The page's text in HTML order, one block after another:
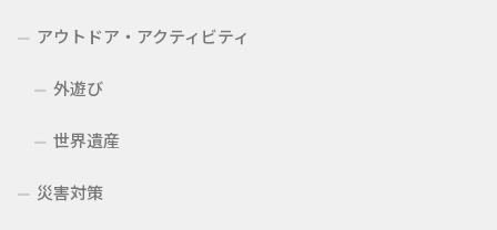
アウトドア・アクティビティ
外遊び
世界遺産
災害対策